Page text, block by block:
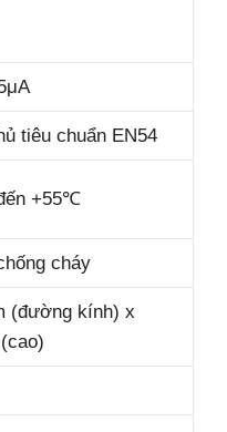
tiêu chuẩn EN54
+55℃
cháy
(đường kính) x